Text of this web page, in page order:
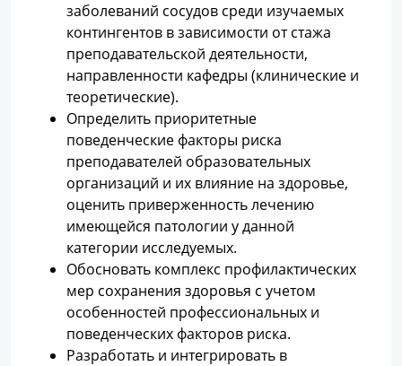
заболеваний сосудов среди изучаемых
контингентов в зависимости от стажа
преподавательской деятельности,
направленности кафедры (клинические и
теоретические).
Определить приоритетные
поведенческие факторы риска
преподавателей образовательных
организаций и их влияние на здоровье,
оценить приверженность лечению
имеющейся патологии у данной
категории исследуемых.
Обосновать комплекс профилактических
мер сохранения здоровья с учетом
особенностей профессиональных и
поведенческих факторов риска.
Разработать и интегрировать в